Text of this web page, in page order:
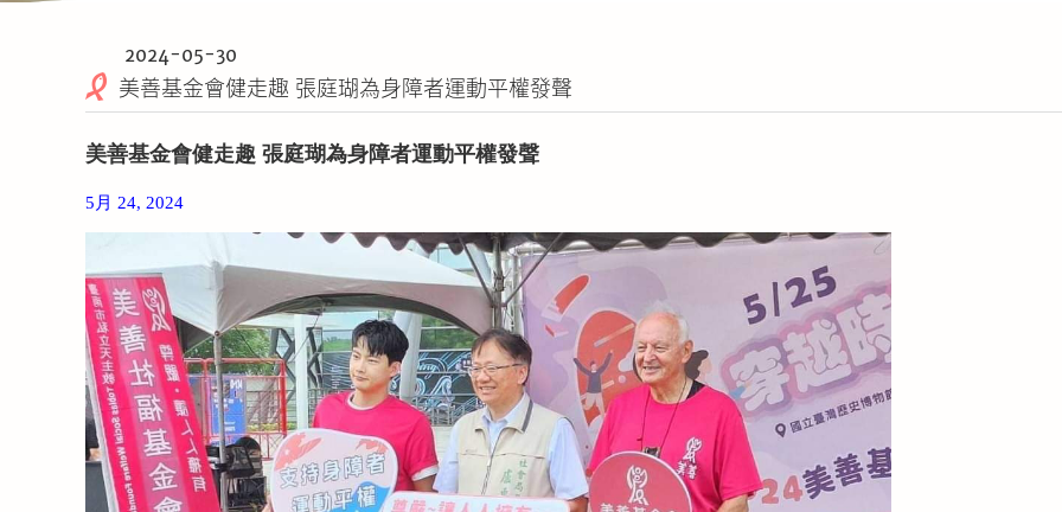
2024-05-30
美善基金會健走趣 張庭瑚為身障者運動平權發聲
美善基金會健走趣 張庭瑚為身障者運動平權發聲
5 月 24, 2024